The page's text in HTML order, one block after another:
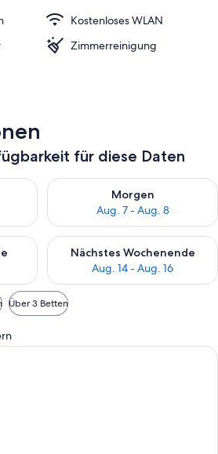
Tägliches Frühstücksbuffet gegen
Kostenloses WLAN
Zimmerreinigung
für diese Daten
für heute Nacht, Aug. 6 - Aug. 7.
Morgen
Aug. 7 - Aug. 8
Überprüfe die Verfügbarkeit
für dieses Wochenende, Aug. 7
Nächstes Wochenende
Aug. 14 - Aug. 16
Überprüfe die Verfügbarkeit
Über 3 Betten
Ein Hotelzimmer mit Bett,